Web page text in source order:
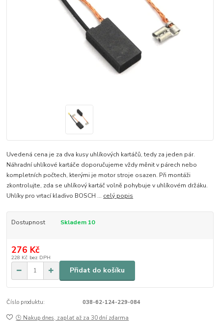
Uvedená cena je za dva kusy uhlíkových kartáčů, tedy za jeden pár.
Náhradní uhlíkové kartáče doporučujeme vždy měnit v párech nebo
kompletních počtech, kterými je motor stroje osazen. Při montáži
zkontrolujte, zda se uhlíkový kartáč volně pohybuje v uhlíkovém držáku.
Uhlíky pro vrtací kladivo BOSCH ... celý popis
Dostupnost Skladem 10
276 Kč
228 Kč bez DPH
Přidat do košíku
Číslo produktu: 038-62-124-229-084
🕒 Nakup dnes, zaplať až za 30 dní zdarma